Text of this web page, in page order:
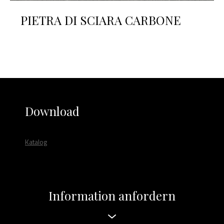
PIETRA DI SCIARA CARBONE
Download
Katalog
Information anfordern